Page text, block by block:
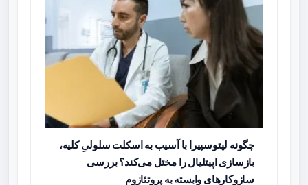
چگونه لپتوسپیرا با آسیب به اسکلت سلولیِ کلیه،
بازسازی اپیتلیال را مختل می‌کند؟ بررسی
سازوکارهای وابسته به پروتئازوم